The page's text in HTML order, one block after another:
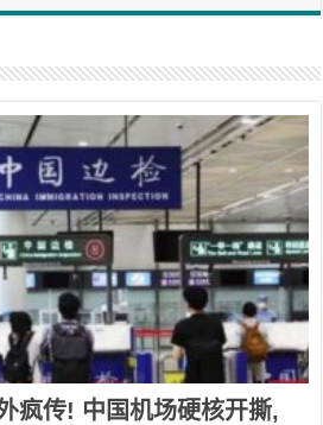
疯传! 中国机场硬核开撕,